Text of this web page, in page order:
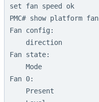
set fan speed ok
PMC# show platform fan
Fan config:
Fan state:
Fan 0: